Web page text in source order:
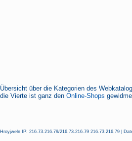
Übersicht über die Kategorien des
die Vierte ist ganz den Online-Shops
Hroyjweln IP: 216.73.216.79/216.73.216.79 216.73.216.79 |